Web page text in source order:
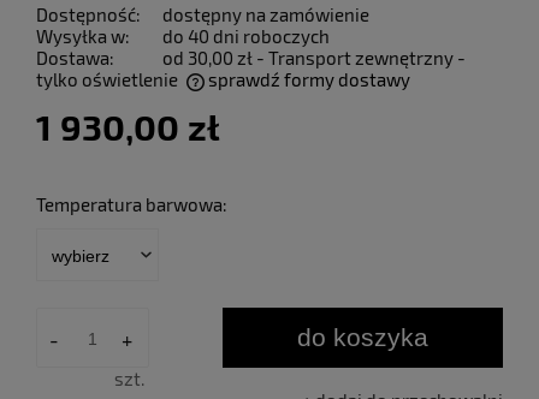
Dostępność:
dostępny na zamówienie
Wysyłka w:
do 40 dni roboczych
Dostawa:
od 30,00 zł - Transport zewnętrzny -
tylko oświetlenie
sprawdź formy dostawy
1 930,00 zł
Temperatura barwowa:
- +
szt.
do koszyka